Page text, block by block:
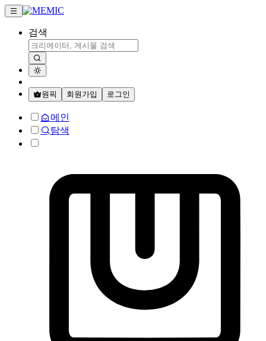
검색
원픽 회원가입 로그인
메인
탐색